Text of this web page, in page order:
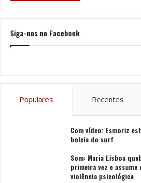
Siga-nos no Facebook
Populares Recentes
Com vídeo: Esmoriz
boleia do surf
Som: Maria Lisboa
primeira vez e
violência psicológica